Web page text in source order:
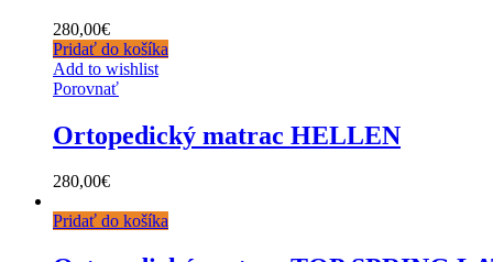
280,00€
Pridať do košíka
Add to wishlist
Porovnať
Ortopedický matrac HELLEN
280,00€
Pridať do košíka